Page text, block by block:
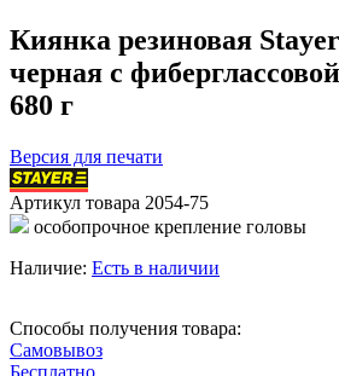
Киянка резиновая
черная с
680 г
Версия для печати
Артикул товара 2054-75
особопрочное крепление головы
Наличие: Есть в наличии
Способы получения товара:
Самовывоз
Бесплатно